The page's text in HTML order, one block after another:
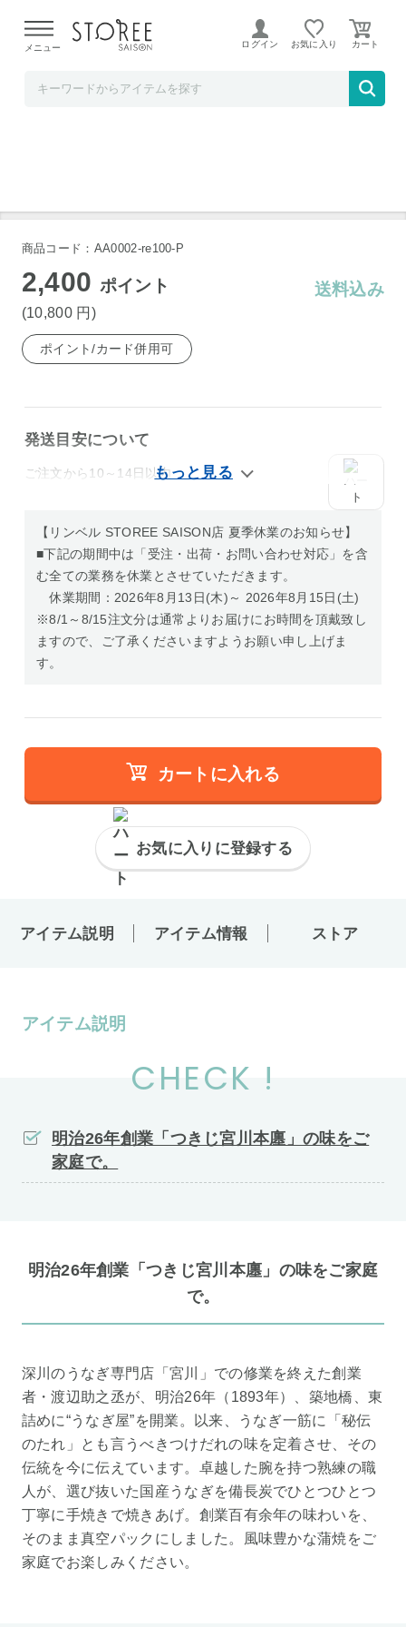
よる配送遅延が発生しております。
メニュー ログイン お気に入り
つきじ宮川本廛 うなぎ蒲焼90g×3
商品コード：AA0002-re100-P
2,400 ポイント
(10,800 円 )
送料込み
ポイント/カード併用可
発送目安について
ご注文から10～14日以内
【リンベル STOREE SAISON店 夏季休業のお知らせ】
■下記の期間中は「受注・出荷・お問い合わせ対応」を含
む全ての業務を休業とさせていただきます。
休業期間：2026年8月13日(木)～ 2026年8月15日(土)
※8/1～8/15注文分は通常よりお届けにお時間を頂戴致し
ますので、ご了承くださいますようお願い申し上げま
す。
カートに入れる
お気に入りに登録する
アイテム説明 アイテム情報 ストア
アイテム説明
CHECK !
明治26年創業「つきじ宮川本廛」の味をご
家庭で。
明治26年創業「つきじ宮川本廛」の味をご家庭
で。
深川のうなぎ専門店「宮川」での修業を終えた創業
者・渡辺助之丞が、明治26年（1893年）、築地橋、東
詰めに“うなぎ屋”を開業。以来、うなぎ一筋に「秘伝
のたれ」とも言うべきつけだれの味を定着させ、その
伝統を今に伝えています。卓越した腕を持つ熟練の職
人が、選び抜いた国産うなぎを備長炭でひとつひとつ
丁寧に手焼きで焼きあげ。創業百有余年の味わいを、
そのまま真空パックにしました。風味豊かな蒲焼をご
家庭でお楽しみください。